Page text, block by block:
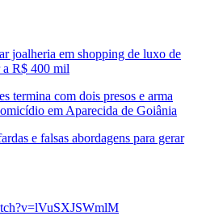
joalheria em shopping de luxo de
a R$ 400 mil
termina com dois presos e arma
em Aparecida de Goiânia
e falsas abordagens para gerar